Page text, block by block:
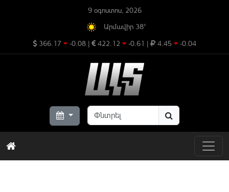
9 օգոստոս, 2026
Արմավիր 38°
366.17 -0.08 | 422.12 -0.61 | 4.45 -0.04